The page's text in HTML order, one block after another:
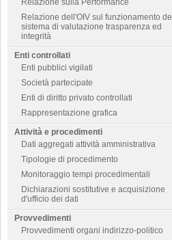
Relazione sulla Performance
Relazione dell'OIV sul funzionamento del
sistema di valutazione trasparenza ed
integrità
Enti controllati
Enti pubblici vigilati
Società partecipate
Enti di diritto privato controllati
Rappresentazione grafica
Attività e procedimenti
Dati aggregati attività amministrativa
Tipologie di procedimento
Monitoraggio tempi procedimentali
Dichiarazioni sostitutive e acquisizione
d'ufficio dei dati
Provvedimenti
Provvedimenti organi indirizzo-politico